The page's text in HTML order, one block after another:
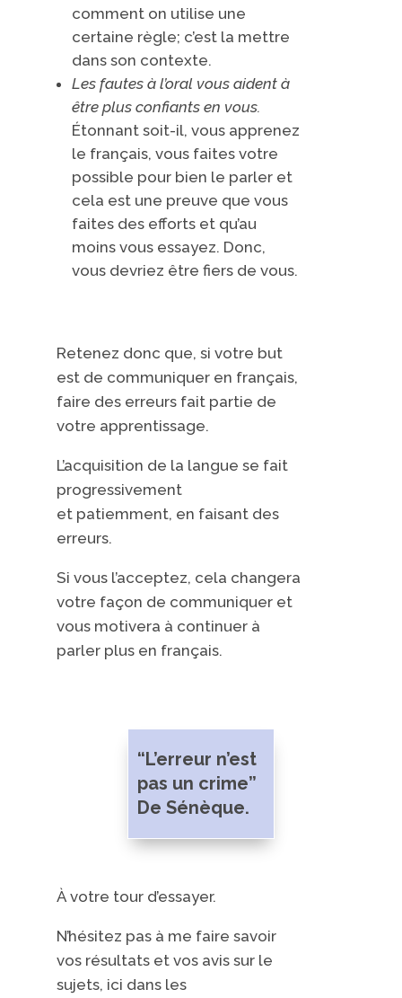
comment on utilise une
certaine règle; c’est la mettre
dans son contexte.
Les fautes à l’oral vous aident à
être plus confiants en vous.
Étonnant soit-il, vous apprenez
le français, vous faites votre
possible pour bien le parler et
cela est une preuve que vous
faites des efforts et qu’au
moins vous essayez. Donc,
vous devriez être fiers de vous.
Retenez donc que, si votre but
est de communiquer en français,
faire des erreurs fait partie de
votre apprentissage.
L’acquisition de la langue se fait
progressivement
et patiemment, en faisant des
erreurs.
Si vous l’acceptez, cela changera
votre façon de communiquer et
vous motivera à continuer à
parler plus en français.
“L’erreur n’est
pas un crime”
De Sénèque.
À votre tour d’essayer.
N’hésitez pas à me faire savoir
vos résultats et vos avis sur le
sujets, ici dans les